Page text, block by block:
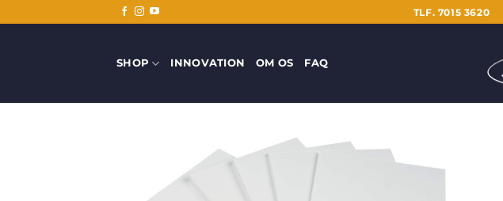
til
TLF. 7015 3620
SHOP INNOVATION OM OS FAQ